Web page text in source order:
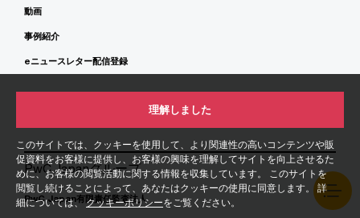
このサイトでは、クッキーを使用して、より関連性の高いコンテンツや販
促資料をお客様に提供し、お客様の興味を理解してサイトを向上させるた
めに、お客様の閲覧活動に関する情報を収集しています。 このサイトを
閲覧し続けることによって、あなたはクッキーの使用に同意します。 詳
細については、 クッキーポリシーをご覧ください。
理解しました
動画
事例紹介
eニュースレター配信登録
PwC Japanグループ
PwC Japan有限責任監査法人